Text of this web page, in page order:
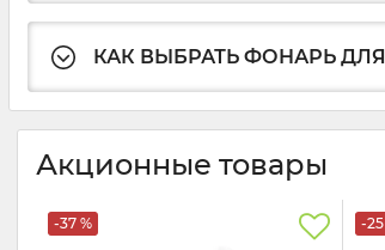
КАК ВЫБРАТЬ ФОНАРЬ
Акционные товары
-37 % -25